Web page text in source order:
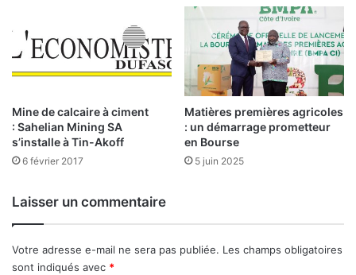
Mine de calcaire à ciment
: Sahelian Mining SA
s’installe à Tin-Akoff
6 février 2017
Matières premières agricoles
: un démarrage prometteur
en Bourse
5 juin 2025
Laisser un commentaire
Votre adresse e-mail ne sera pas publiée. Les champs obligatoires
sont indiqués avec *